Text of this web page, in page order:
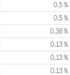
0,5 %
0,5 %
0,38 %
0,13 %
0,13 %
0,13 %